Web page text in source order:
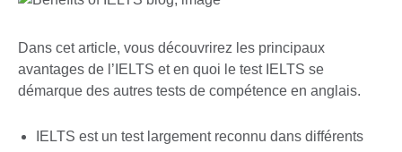
Dans cet article, vous découvrirez les principaux
avantages de l’IELTS et en quoi le test IELTS se
démarque des autres tests de compétence en anglais.
IELTS est un test largement reconnu dans différents